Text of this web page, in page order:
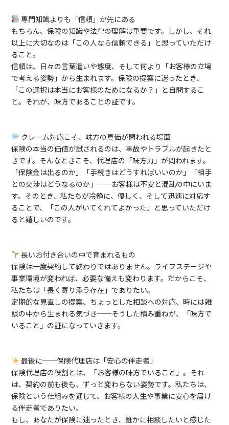
専門知識よりも「信頼」が先にある
もちろん、保険の知識や法律の理解は重要です。しかし、それ
以上に大切なのは「この人なら信頼できる」と思っていただけ
ること。
信頼は、日々の言葉遣いや態度、そして何より「お客様の立場
で考える姿勢」から生まれます。保険の提案に迷ったとき、
「この選択は本当にお客様のためになるか？」と自問するこ
と。それが、味方であることの証です。
クレーム対応こそ、味方の真価が問われる場面
保険の本当の価値が試されるのは、事故やトラブルが起きたと
きです。そんなときこそ、代理店の「味方力」が問われます。
「保険金は出るのか」「手続きはどうすればいいのか」「相手
との交渉はどうなるのか」──お客様は不安と混乱の中にいま
す。そのとき、私たちが冷静に、優しく、そして迅速に対応す
ることで、「この人がいてくれてよかった」と思っていただけ
ると嬉しいのです。
長いお付き合いの中で育まれるもの
保険は一度契約して終わりではありません。ライフステージや
事業環境が変われば、必要な備えも変わります。だからこそ、
私たちは「長く寄り添う存在」でありたい。
定期的な見直しの提案、ちょっとした相談への対応、時には雑
談の中から生まれる気づき──そうした積み重ねが、「味方で
いること」の証になっていきます。
最後に──保険代理店は「安心の伴走者」
保険代理店の役割とは、「お客様の味方でいること」。それ
は、契約の前も後も、ずっと変わらない姿勢です。私たちは、
保険という仕組みを通じて、お客様の人生や事業に安心を届け
る伴走者でありたい。
もし、あなたが保険に迷ったとき、誰かに相談したいと感じた